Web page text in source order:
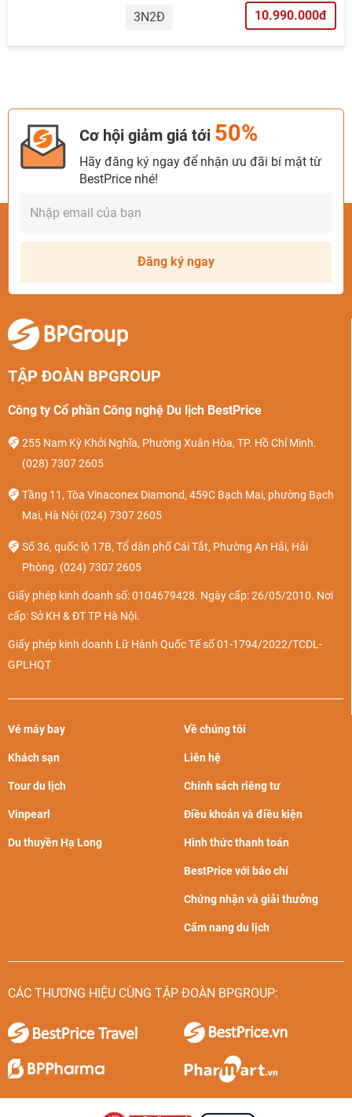
3N2Đ 10.990.000đ
Cơ hội giảm giá tới 50%
Hãy đăng ký ngay để nhận ưu đãi bí mật từ
BestPrice nhé!
Đăng ký ngay
TẬP ĐOÀN BPGROUP
Công ty Cổ phần Công nghệ Du lịch BestPrice
255 Nam Kỳ Khởi Nghĩa, Phường Xuân Hòa, TP. Hồ Chí Minh.
(028) 7307 2605
Tầng 11, Tòa Vinaconex Diamond, 459C Bạch Mai, phường Bạch
Mai, Hà Nội (024) 7307 2605
Số 36, quốc lộ 17B, Tổ dân phố Cái Tắt, Phường An Hải, Hải
Phòng. (024) 7307 2605
Giấy phép kinh doanh số: 0104679428. Ngày cấp: 26/05/2010. Nơi
cấp: Sở KH & ĐT TP Hà Nội.
Giấy phép kinh doanh Lữ Hành Quốc Tế số 01-1794/2022/TCDL-
GPLHQT
Vé máy bay
Khách sạn
Tour du lịch
Vinpearl
Du thuyền Hạ Long
Về chúng tôi
Liên hệ
Chính sách riêng tư
Điều khoản và điều kiện
Hình thức thanh toán
BestPrice với báo chí
Chứng nhận và giải thưởng
Cẩm nang du lịch
CÁC THƯƠNG HIỆU CÙNG TẬP ĐOÀN BPGROUP: